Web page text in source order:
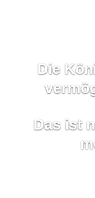
Die
Das ist